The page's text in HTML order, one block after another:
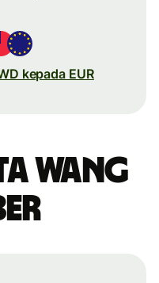
kepada EUR
wang